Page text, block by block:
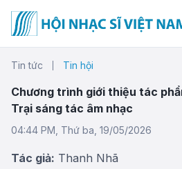
Tin tức Tin hội
Chương trình giới thiệu tác
Trại sáng tác âm nhạc
04:44 PM, Thứ ba, 19/05/2026
Tác giả: Thanh Nhã